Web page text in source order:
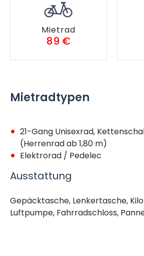
Mietrad
89 €
Mietradtypen
21-Gang Unisexrad,
(Herrenrad ab 1,80 m)
Elektrorad / Pedelec
Ausstattung
Gepäcktasche, Lenkertasche,
Luftpumpe, Fahrradschloss,